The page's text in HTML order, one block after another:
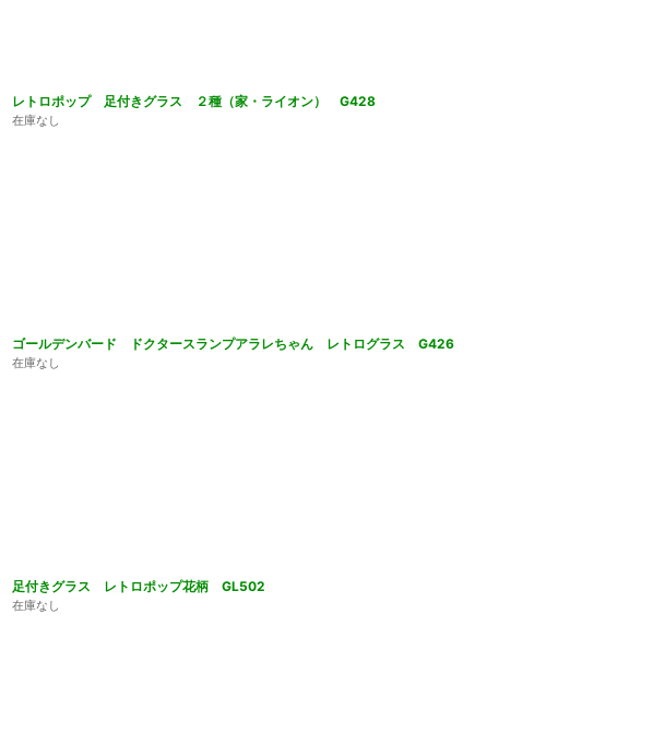
レトロポップ 足付きグラス ２種（家・ライオン） G428
在庫なし
ゴールデンバード ドクタースランプアラレちゃん レトログラス G426
在庫なし
足付きグラス レトロポップ花柄 GL502
在庫なし